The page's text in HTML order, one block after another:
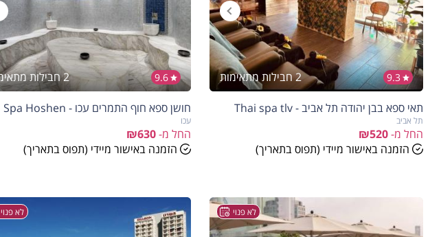
9.3 2 חבילות מתאימות
תאי ספא בבן יהודה תל אביב - Thai spa tlv
תל אביב
החל מ-₪520
הזמנה באישור מיידי (תפוס בתאריך)
5% בהזמנה להיום
9.6 2 חבילות מתאימות
חושן ספא חוף התמרים עכו - Spa Hoshen
עכו
החל מ-₪630
הזמנה באישור מיידי (תפוס בתאריך)
לא פנוי לא פנוי